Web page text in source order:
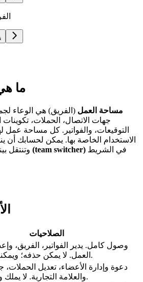
ما
مساحة العمل (الفريق) هي الوعاء
التوقيعات، والفواتير. كل مساحة عمل
الاستخدام الخاصة بها. يمكن لحسابك
وتنتقل مبدل الفريق (team switcher)
الصلاحيات
وصول كامل. يدير الفواتير، الفريق،
العمل. لا يمكن حذفه؛ ويمكنه نقل الملكية.
دعوة وإدارة الأعضاء، تعديل الحملات،
والعلامة التجارية. لا يملك وصولاً للفواتير.